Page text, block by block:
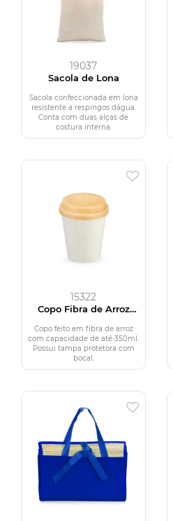
19037
Sacola de Lona
Sacola confeccionada em lona
resistente a respingos dágua.
Conta com duas alças de
costura interna.
15322
Copo Fibra de Arroz
Copo feito em fibra de arroz
com capacidade de até 350ml.
Possui tampa protetora com
bocal.